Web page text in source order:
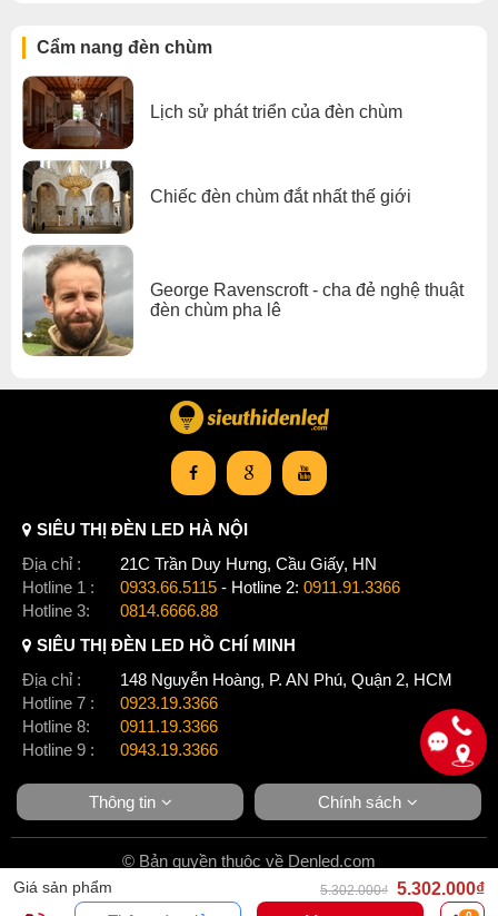
Cẩm nang đèn chùm
Lịch sử phát triển của đèn chùm
Chiếc đèn chùm đắt nhất thế giới
George Ravenscroft - cha đẻ nghệ thuật
đèn chùm pha lê
Giá sản phẩm 5.302.000₫ 5.302.000₫
SIÊU THỊ ĐÈN LED HÀ NỘI
Địa chỉ :
21C Trần Duy Hưng, Cầu Giấy, HN
Hotline 1 :
0933.66.5115 - Hotline 2: 0911.91.3366
Hotline 3:
0814.6666.88
SIÊU THỊ ĐÈN LED HỒ CHÍ MINH
Địa chỉ :
148 Nguyễn Hoàng, P. AN Phú, Quận 2, HCM
Hotline 7 :
0923.19.3366
Hotline 8:
0911.19.3366
Hotline 9 :
0943.19.3366
Thông tin Chính sách
© Bản quyền thuộc về Denled.com